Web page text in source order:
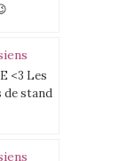
<3 Les
de stand